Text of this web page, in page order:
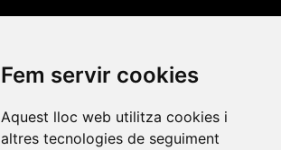
Fem servir cookies
Aquest lloc web utilitza cookies i
altres tecnologies de seguiment